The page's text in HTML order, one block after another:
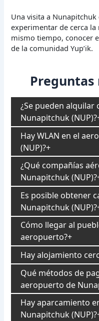
Una visita a
experimentar de cerca la
mismo tiempo, conocer
de la comunidad Yup’ik.
¿Se pueden
Nunapitchuk (NUP)?
Hay WLAN en el
(NUP)?
¿Qué compañías
Nunapitchuk (NUP)?
Es posible obtener
Nunapitchuk (NUP)?
Cómo llegar al
aeropuerto?
Hay alojamiento
Qué métodos de
aeropuerto de
Hay aparcamiento
Nunapitchuk (NUP)?